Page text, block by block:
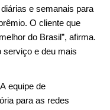
e semanais para
O cliente que
do Brasil”, afirma.
serviço e deu mais
equipe de
para as redes